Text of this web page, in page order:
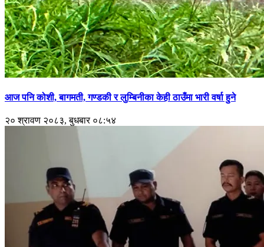
आज पनि कोशी, बागमती, गण्डकी र लुम्बिनीका केही ठाउँमा भारी वर्षा हुने
२० श्रावण २०८३, बुधबार ०८:५४